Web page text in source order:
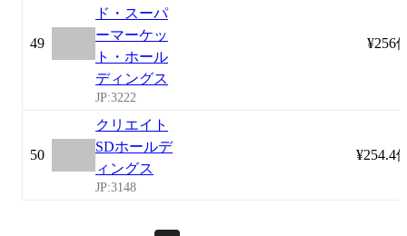
49
ド・スーパ
ーマーケッ
ト・ホール
ディングス
JP:3222
¥256
50
クリエイト
SDホールデ
ィングス
JP:3148
¥254.4